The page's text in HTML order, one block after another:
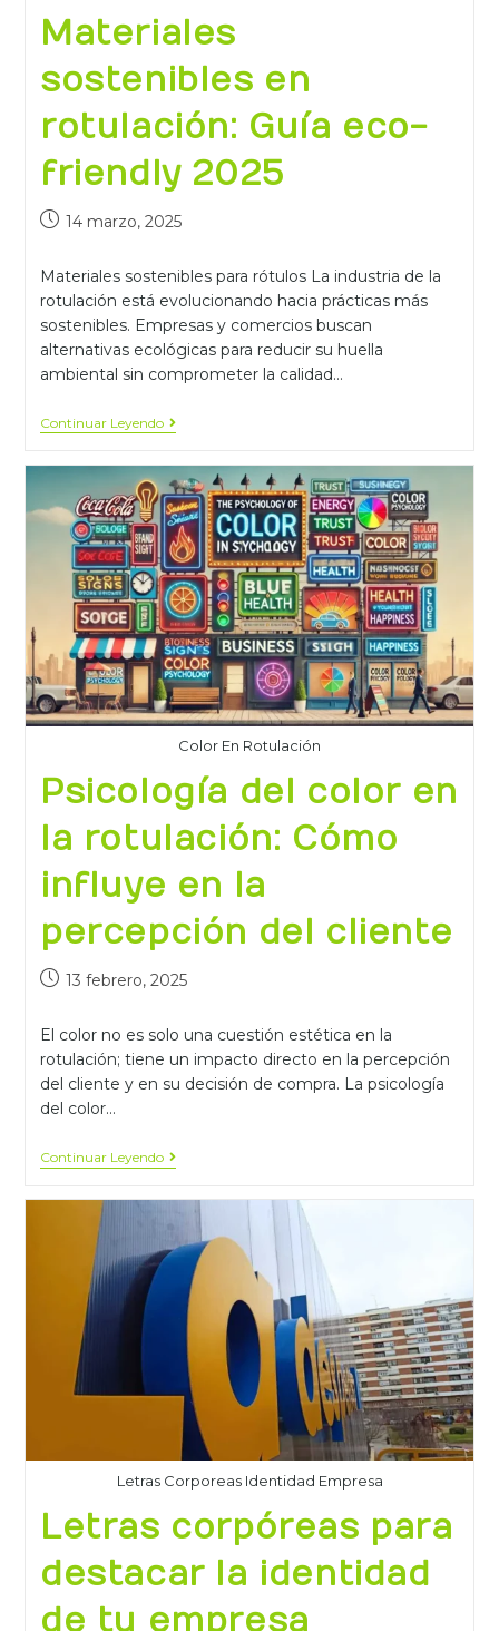
Materiales
sostenibles en
rotulación: Guía eco-
friendly 2025
14 marzo, 2025
Materiales sostenibles para rótulos La industria de la
rotulación está evolucionando hacia prácticas más
sostenibles. Empresas y comercios buscan
alternativas ecológicas para reducir su huella
ambiental sin comprometer la calidad…
Continuar Leyendo
Color En Rotulación
Psicología del color en
la rotulación: Cómo
influye en la
percepción del cliente
13 febrero, 2025
El color no es solo una cuestión estética en la
rotulación; tiene un impacto directo en la percepción
del cliente y en su decisión de compra. La psicología
del color…
Continuar Leyendo
Letras Corporeas Identidad Empresa
Letras corpóreas para
destacar la identidad
de tu empresa